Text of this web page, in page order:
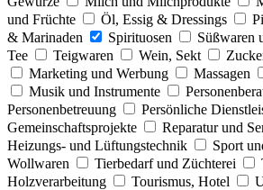
und Früchte
Öl, Essig & Dressings
& Marinaden
Spirituosen
Süßwaren
Tee
Teigwaren Wein, Sekt
Marketing und Werbung
Massagen
Musik und Instrumente
Personenbetreuung
Persönliche
Gemeinschaftsprojekte
Reparatur und
Heizungs- und Lüftungstechnik
Sport
Wollwaren
Tierbedarf und Züchterei
Holzverarbeitung
Tourismus, Hotel